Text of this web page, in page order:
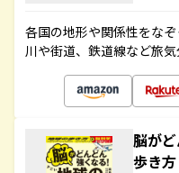
各国の地形や関係性をなぞ
川や街道、鉄道線など旅
脳が
歩き方